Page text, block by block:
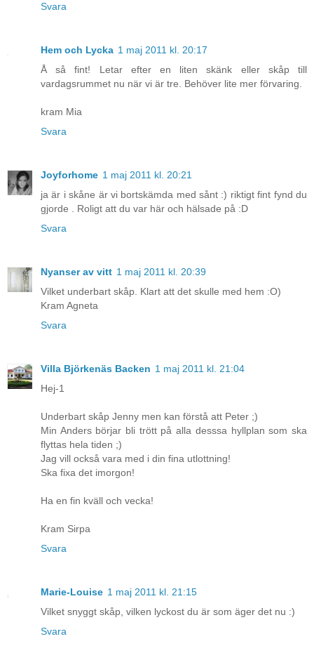
Svara
Hem och Lycka 1 maj 2011 kl. 20:17
Å så fint! Letar efter en liten skänk eller skåp till
vardagsrummet nu när vi är tre. Behöver lite mer förvaring.
kram Mia
Svara
Joyforhome 1 maj 2011 kl. 20:21
ja är i skåne är vi bortskämda med sånt :) riktigt fint fynd du
gjorde . Roligt att du var här och hälsade på :D
Svara
Nyanser av vitt 1 maj 2011 kl. 20:39
Vilket underbart skåp. Klart att det skulle med hem :O)
Kram Agneta
Svara
Villa Björkenäs Backen 1 maj 2011 kl. 21:04
Hej-1
Underbart skåp Jenny men kan förstå att Peter ;)
Min Anders börjar bli trött på alla desssa hyllplan som ska
flyttas hela tiden ;)
Jag vill också vara med i din fina utlottning!
Ska fixa det imorgon!
Ha en fin kväll och vecka!
Kram Sirpa
Svara
Marie-Louise 1 maj 2011 kl. 21:15
Vilket snyggt skåp, vilken lyckost du är som äger det nu :)
Svara